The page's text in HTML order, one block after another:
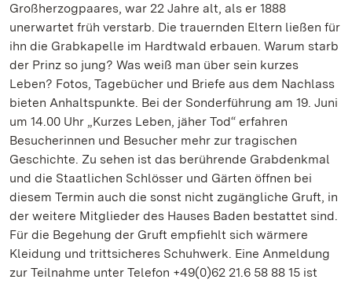
Großherzogpaares, war 22 Jahre alt, als er 1888
unerwartet früh verstarb. Die trauernden Eltern ließen für
ihn die Grabkapelle im Hardtwald erbauen. Warum starb
der Prinz so jung? Was weiß man über sein kurzes
Leben? Fotos, Tagebücher und Briefe aus dem Nachlass
bieten Anhaltspunkte. Bei der Sonderführung am 19. Juni
um 14.00 Uhr „Kurzes Leben, jäher Tod“ erfahren
Besucherinnen und Besucher mehr zur tragischen
Geschichte. Zu sehen ist das berührende Grabdenkmal
und die Staatlichen Schlösser und Gärten öffnen bei
diesem Termin auch die sonst nicht zugängliche Gruft, in
der weitere Mitglieder des Hauses Baden bestattet sind.
Für die Begehung der Gruft empfiehlt sich wärmere
Kleidung und trittsicheres Schuhwerk. Eine Anmeldung
zur Teilnahme unter Telefon +49(0)62 21.6 58 88 15 ist